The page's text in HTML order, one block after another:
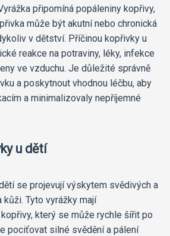
připomíná popáleniny kopřivy,
může být akutní nebo chronická
v dětství. Příčinou kopřivky u
reakce na potraviny, léky, infekce
ve vzduchu. Je důležité správně
a poskytnout vhodnou léčbu, aby
a minimalizovaly nepříjemné
u dětí
se projevují výskytem svědivých a
kůži. Tyto vyrážky mají
který se může rychle šířit po
pociťovat silné svědění a pálení